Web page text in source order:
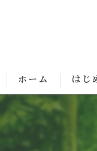
ホーム はじ